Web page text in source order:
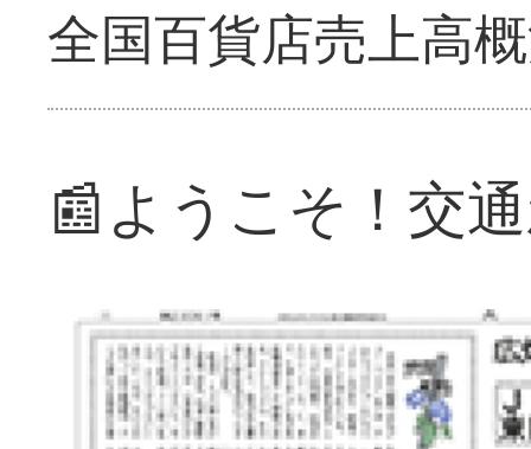
全国百貨店売上高
📰ようこそ！交